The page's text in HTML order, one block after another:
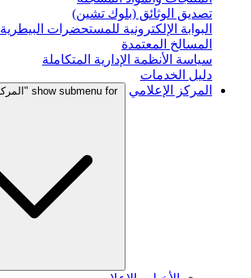
تصديق الوثائق (بلوك تشين)
البوابة الإلكترونية للمستحضرات البيطرية
المسالخ المعتمدة
سياسة الأنظمة الإدارية المتكاملة
دليل الخدمات
المركز الإعلامي
show submenu for "المركز الإعلامي"